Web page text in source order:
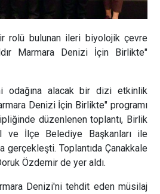
rolü bulunan ileri biyolojik çevre
Marmara Denizi İçin Birlikte"
odağına alacak bir dizi etkinlik
Denizi İçin Birlikte" programı
düzenlenen toplantı, Birlik
ve İlçe Belediye Başkanları ile
gerçekleşti. Toplantıda Çanakkale
Özdemir de yer aldı.
Denizi'ni tehdit eden müsilaj